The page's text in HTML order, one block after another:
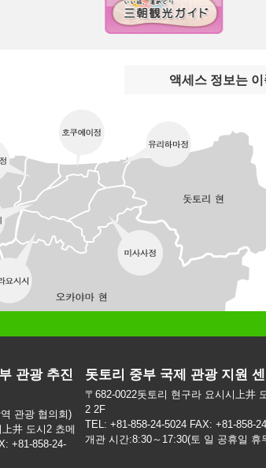
액세스 정보는
관광 추진
관광 협의회)
井 도시2 쵸메
+81-858-24-
돗토리 중부 국제 관광 지원 센
〒682-0022돗토리 현구라 요시시上井
2 2F
TEL: +81-858-24-5024 FAX: +81-858-
개관 시간:8:30～17:30(토 일 공휴일 휴